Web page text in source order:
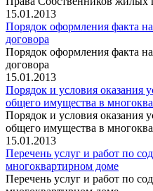
15.01.2013
Порядок оформления факта
договора
Порядок оформления факта
договора
15.01.2013
Порядок и условия оказания
общего имущества в
Порядок и условия оказания
общего имущества в
15.01.2013
Перечень услуг и работ по
многоквартирном доме
Перечень услуг и работ по